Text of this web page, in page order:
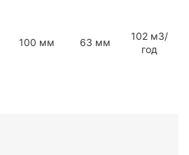
100 мм 63 мм
102 мЗ/
год